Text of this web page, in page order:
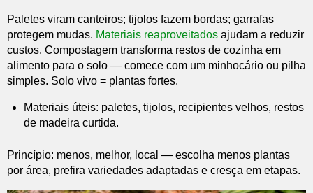
Paletes viram canteiros; tijolos fazem bordas; garrafas
protegem mudas. Materiais reaproveitados ajudam a reduzir
custos. Compostagem transforma restos de cozinha em
alimento para o solo — comece com um minhocário ou pilha
simples. Solo vivo = plantas fortes.
Materiais úteis: paletes, tijolos, recipientes velhos, restos
de madeira curtida.
Princípio: menos, melhor, local — escolha menos plantas
por área, prefira variedades adaptadas e cresça em etapas.